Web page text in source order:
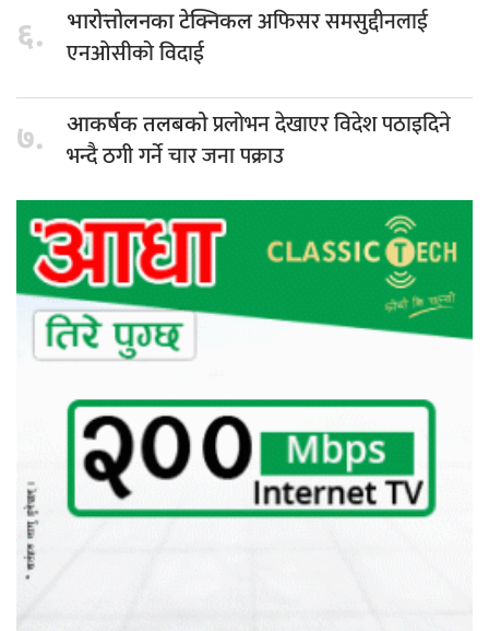
६. भारोत्तोलनका टेक्निकलअफिसर समसुद्दीनलाई
एनओसीको विदाई
७. आकर्षक तलबकोप्रलोभन देखाएर विदेश पठाइदिने
भन्दै ठगी गर्ने चार जना पक्राउ